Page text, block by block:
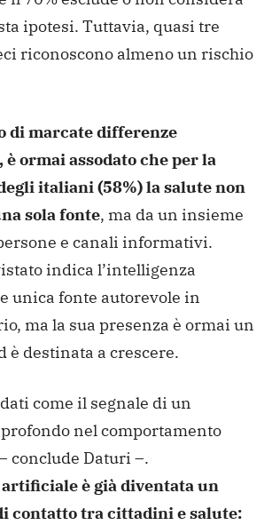
ipotesi. Tuttavia, quasi tre
riconoscono almeno un rischio
di marcate differenze
ormai assodato che per la
italiani (58%) la salute non
sola fonte, ma da un insieme
e canali informativi.
indica l’intelligenza
unica fonte autorevole in
ma la sua presenza è ormai un
è destinata a crescere.
come il segnale di un
nel comportamento
conclude Daturi –.
è già diventata un
contatto tra cittadini e salute: